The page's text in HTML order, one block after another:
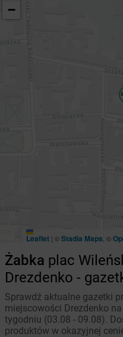
−
Leaflet | ©Stadia Maps , ©
Żabka plac
Drezdenko -
Sprawdź aktualne gazetki
miejscowości Drezdenko
tygodniu (03.08 - 09.08).
produktów w okazyjnej